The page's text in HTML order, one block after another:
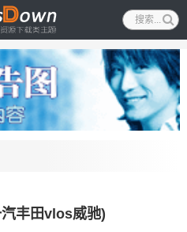
丰田vlos威驰)